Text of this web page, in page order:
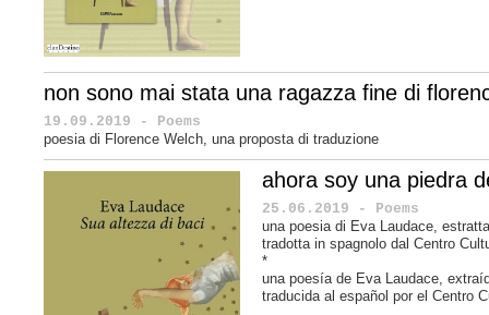
non sono mai stata una ragazza fine di
19.09.2019 - Poems
poesia di Florence Welch, una proposta di traduzione
ahora soy una piedra
25.06.2019 - Poems
una poesia di Eva Laudace,
tradotta in spagnolo dal Centro
*
una poesía de Eva Laudace,
traducida al español por el Centro